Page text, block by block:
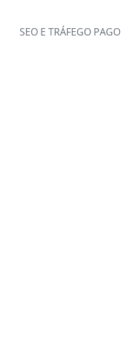
SEO E TRÁFEGO PAGO